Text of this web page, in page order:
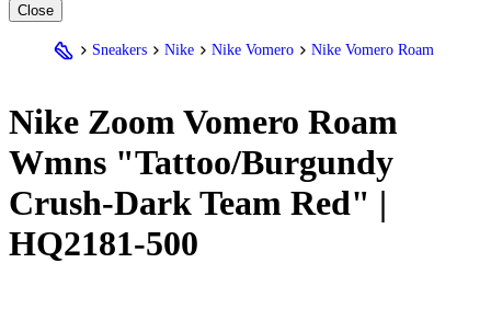
Close
Sneakers Nike Nike Vomero Nike Vomero Roam
Nike Zoom Vomero Roam
Wmns "Tattoo/Burgundy
Crush-Dark Team Red" |
HQ2181-500